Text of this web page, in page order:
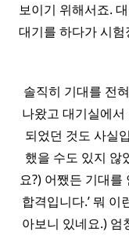
보이기 위해서죠.
대기를 하다가 시
솔직히 기대를 전
나왔고 대기실에
되었던 것도 사실
했을 수도 있지 않
요?) 어쨌든 기대를
합격입니다.’ 뭐
아보니 있네요.) 엄